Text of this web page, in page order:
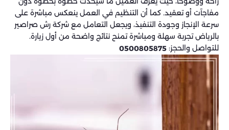
مفاجآت أو تعقيد. كما أن التنظيم في العمل ينعكس مباشرة على
سرعة الإنجاز وجودة التنفيذ، ويجعل التعامل مع شركة رش صراصير
بالرياض تجربة سهلة ومباشرة تمنح نتائج واضحة من أول زيارة.
للتواصل والحجز:0500805875